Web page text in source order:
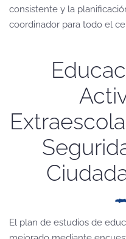
consistente y la
coordinador para todo el
El plan de estudios de